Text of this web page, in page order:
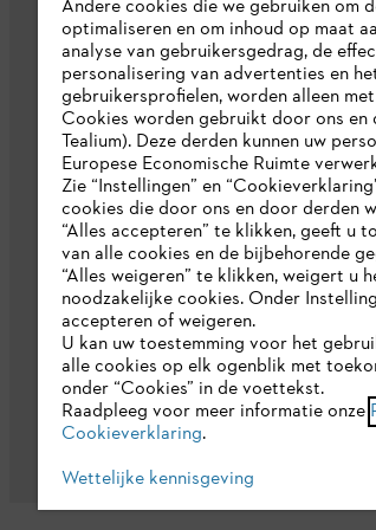
Werken bij STIHL
Duurzaamheid
STIHL
Catalogus
Andere cookies die we gebruiken om
optimaliseren en om inhoud op maat
analyse van gebruikersgedrag, de
personalisering van advertenties en
gebruikersprofielen, worden alleen
Cookies worden gebruikt door ons
Tealium). Deze derden kunnen uw
Europese Economische Ruimte
Zie “Instellingen” en
cookies die door ons en door derden
“Alles accepteren” te klikken, geeft u
van alle cookies en de bijbehorende
“Alles weigeren” te klikken, weigert u
noodzakelijke cookies. Onder
accepteren of weigeren.
U kan uw toestemming voor het
alle cookies op elk ogenblik met
onder “Cookies” in de voettekst.
Raadpleeg voor meer informatie onze
Cookieverklaring.
Wettelijke kennisgeving